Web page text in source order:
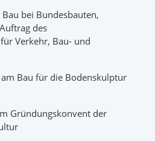
bei Bundesbauten,
des
Verkehr, Bau- und
Bau für die Bodenskulptur
Gründungskonvent der